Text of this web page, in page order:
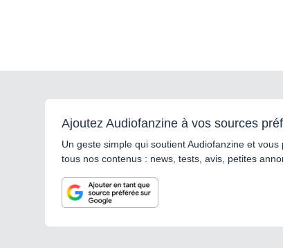
Ajoutez Audiofanzine à vos sources
Un geste simple qui soutient Audiofanzine et
tous nos contenus : news, tests, avis, petites